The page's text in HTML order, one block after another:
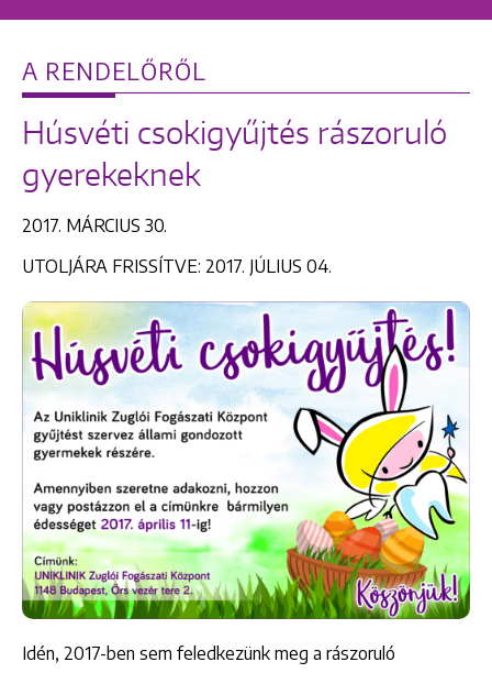
A RENDELŐRŐL
Húsvéti csokigyűjtés rászoruló
gyerekeknek
2017. MÁRCIUS 30.
UTOLJÁRA FRISSÍTVE: 2017. JÚLIUS 04.
Idén, 2017-ben sem feledkezünk meg a rászoruló